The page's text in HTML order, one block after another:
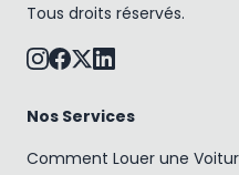
Tous droits réservés.
Nos Services
Comment Louer une